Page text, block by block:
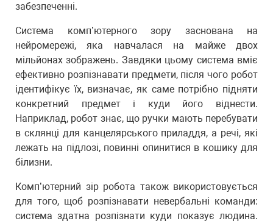
забезпеченні.
Система комп’ютерного зору заснована на
нейромережі, яка навчалася на майже двох
мільйонах зображень. Завдяки цьому система вміє
ефективно розпізнавати предмети, після чого робот
ідентифікує їх, визначає, як саме потрібно підняти
конкретний предмет і куди його віднести.
Наприклад, робот знає, що ручки мають перебувати
в склянці для канцелярського приладдя, а речі, які
лежать на підлозі, повинні опинитися в кошику для
білизни.
Комп’ютерний зір робота також використовується
для того, щоб розпізнавати невербальні команди:
система здатна розпізнати куди показує людина.